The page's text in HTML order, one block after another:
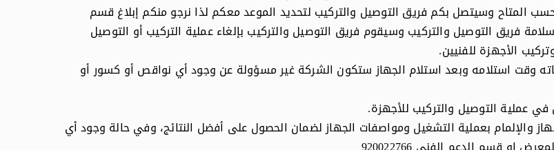
خلال 5 الى 7 أيام عمل وذلك حسب المتاح وسيتصل بكم فريق التوصيل والتركيب لتحديد الموعد معكم لذا نرجو منكم إبلاغ قسم
فريق التوصيل والتركيب وسيقوم فريق التوصيل والتركيب بإلغاء عملية التركيب أو التوصيل
الأجهزة للفنيين.
وقت استلامه وبعد استلام الجهاز ستكون الشركة غير مسؤولة عن وجود أي نواقص أو كسور أو
عملية التوصيل والتركيب للأجهزة.
والإلمام بعملية التشغيل ومواصفات الجهاز لضمان الحصول على أفضل النتائج، وفي حالة وجود أي